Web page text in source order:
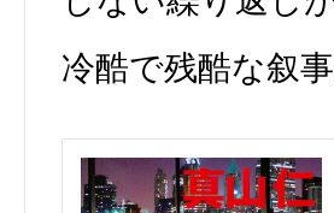
冷酷で残酷な叙